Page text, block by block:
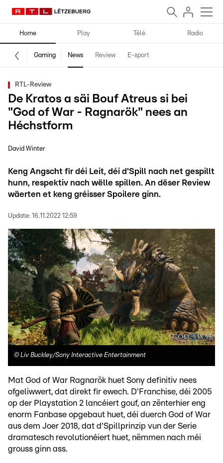
Home Play Télé Radio
Gaming News Review E-sport
RTL-Review
De Kratos a säi Bouf Atreus si bei
"God of War - Ragnarök" nees an
Héchstform
David Winter
Keng Angscht fir déi Leit, déi d'Spill nach net gespillt
hunn, respektiv nach wëlle spillen. An dëser Review
wäerten et keng gréisser Spoilere ginn.
Update: 16.11.2022 12:59
© Liv Buckley/Sony Interactive Entertainment
Mat God of War Ragnarök huet Sony definitiv nees
ofgeliwwert, dat direkt fir ewech. D'Franchise, déi 2005
op der Playstation 2 lancéiert gouf, an zënterhier eng
enorm Fanbase opgebaut huet, déi duerch God of War
aus dem Joer 2018, dat d'Spillprinzip vun der Serie
dramatesch revolutionéiert huet, nëmmen nach méi
grouss ginn ass.